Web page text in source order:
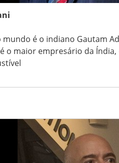
é o indiano Gautam
é o maior empresário da